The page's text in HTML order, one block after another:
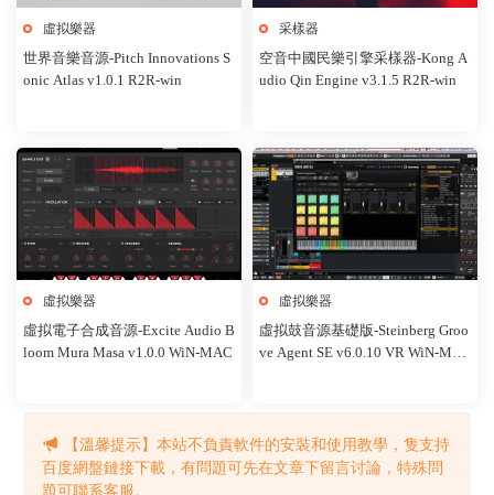
虛拟樂器
世界音樂音源-Pitch Innovations S
onic Atlas v1.0.1 R2R-win
采樣器
空音中國民樂引擎采樣器-Kong A
udio Qin Engine v3.1.5 R2R-win
虛拟樂器
虛拟電子合成音源-Excite Audio B
loom Mura Masa v1.0.0 WiN-MAC
虛拟樂器
虛拟鼓音源基礎版-Steinberg Groo
ve Agent SE v6.0.10 VR WiN-MA
1 2 3 ... 24 下一頁 跳轉
【溫馨提示】本站不負責軟件的安裝和使用教學，隻支持
百度網盤鏈接下載，有問題可先在文章下留言讨論，特殊問
題可聯系客服。